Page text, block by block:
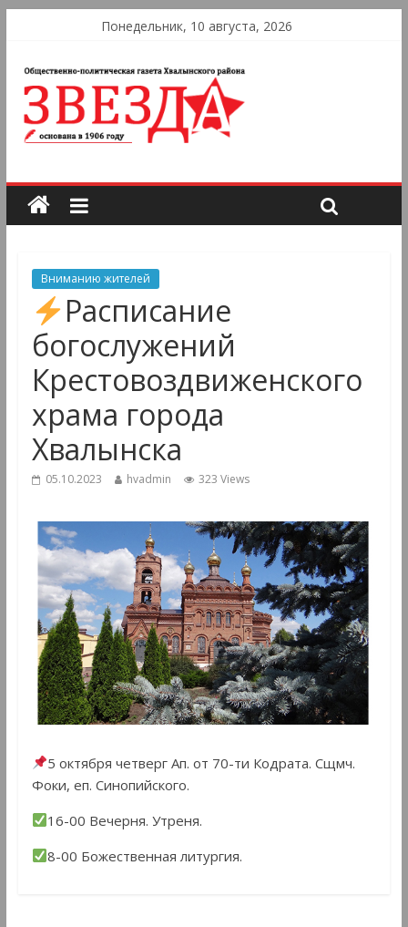
Понедельник, 10 августа, 2026
Вниманию жителей
Расписание
богослужений
Крестовоздвиженского
храма города
Хвалынска
05.10.2023 hvadmin 323 Views
5 октября четверг Ап. от 70-ти Кодрата. Сщмч.
Фоки, еп. Синопийского.
16-00 Вечерня. Утреня.
8-00 Божественная литургия.